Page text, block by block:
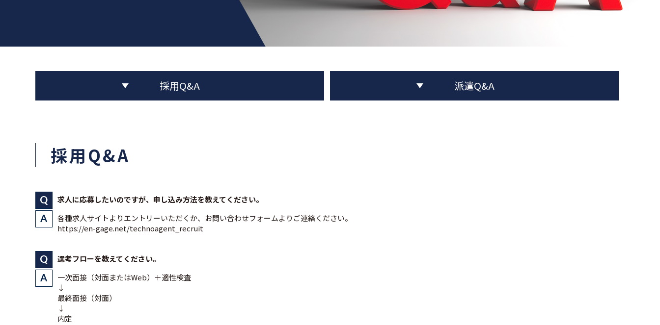
採用Q&A 派遣Q&A
採用Q&A
求人に応募したいのですが、申し込み方法を教えてください。
各種求人サイトよりエントリーいただくか、お問い合わせフォームよりご連絡ください。
https://en-gage.net/technoagent_recruit
選考フローを教えてください。
一次面接（対面またはWeb）＋適性検査
↓
最終面接（対面）
↓
内定